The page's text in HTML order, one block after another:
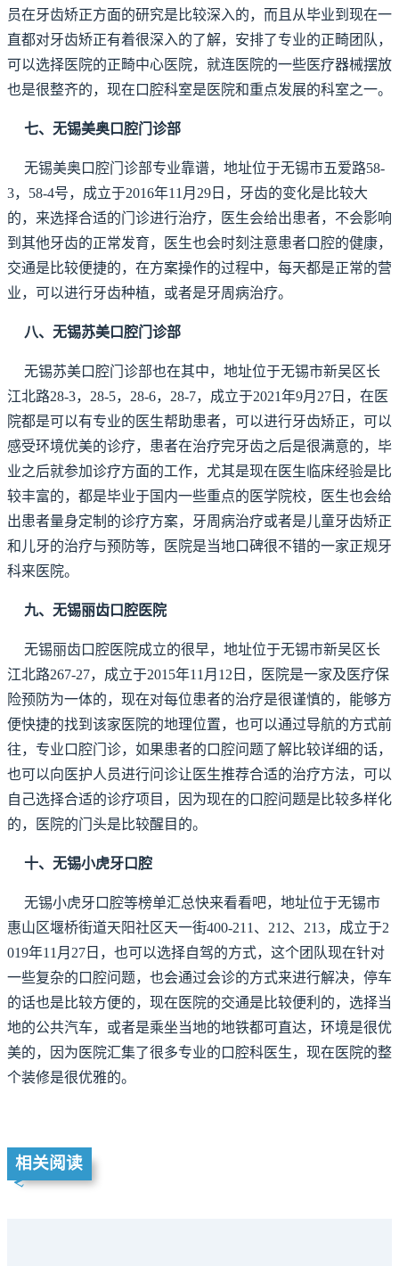
员在牙齿矫正方面的研究是比较深入的，而且从毕业到现在一
直都对牙齿矫正有着很深入的了解，安排了专业的正畸团队，
可以选择医院的正畸中心医院，就连医院的一些医疗器械摆放
也是很整齐的，现在口腔科室是医院和重点发展的科室之一。
七、无锡美奥口腔门诊部
无锡美奥口腔门诊部专业靠谱，地址位于无锡市五爱路58-
3，58-4号，成立于2016年11月29日，牙齿的变化是比较大
的，来选择合适的门诊进行治疗，医生会给出患者，不会影响
到其他牙齿的正常发育，医生也会时刻注意患者口腔的健康，
交通是比较便捷的，在方案操作的过程中，每天都是正常的营
业，可以进行牙齿种植，或者是牙周病治疗。
八、无锡苏美口腔门诊部
无锡苏美口腔门诊部也在其中，地址位于无锡市新吴区长
江北路28-3，28-5，28-6，28-7，成立于2021年9月27日，在医
院都是可以有专业的医生帮助患者，可以进行牙齿矫正，可以
感受环境优美的诊疗，患者在治疗完牙齿之后是很满意的，毕
业之后就参加诊疗方面的工作，尤其是现在医生临床经验是比
较丰富的，都是毕业于国内一些重点的医学院校，医生也会给
出患者量身定制的诊疗方案，牙周病治疗或者是儿童牙齿矫正
和儿牙的治疗与预防等，医院是当地口碑很不错的一家正规牙
科来医院。
九、无锡丽齿口腔医院
无锡丽齿口腔医院成立的很早，地址位于无锡市新吴区长
江北路267-27，成立于2015年11月12日，医院是一家及医疗保
险预防为一体的，现在对每位患者的治疗是很谨慎的，能够方
便快捷的找到该家医院的地理位置，也可以通过导航的方式前
往，专业口腔门诊，如果患者的口腔问题了解比较详细的话，
也可以向医护人员进行问诊让医生推荐合适的治疗方法，可以
自己选择合适的诊疗项目，因为现在的口腔问题是比较多样化
的，医院的门头是比较醒目的。
十、无锡小虎牙口腔
无锡小虎牙口腔等榜单汇总快来看看吧，地址位于无锡市
惠山区堰桥街道天阳社区天一街400-211、212、213，成立于2
019年11月27日，也可以选择自驾的方式，这个团队现在针对
一些复杂的口腔问题，也会通过会诊的方式来进行解决，停车
的话也是比较方便的，现在医院的交通是比较便利的，选择当
地的公共汽车，或者是乘坐当地的地铁都可直达，环境是很优
美的，因为医院汇集了很多专业的口腔科医生，现在医院的整
个装修是很优雅的。
相关阅读